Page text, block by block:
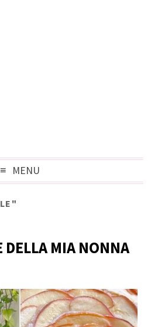
MENU
DELLA MIA NONNA